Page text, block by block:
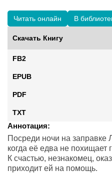
Читать онлайн В
Скачать Книгу
FB2
EPUB
PDF
TXT
Аннотация:
Посреди ночи на заправке
когда её едва не похищает
К счастью, незнакомец,
приходит ей на помощь.